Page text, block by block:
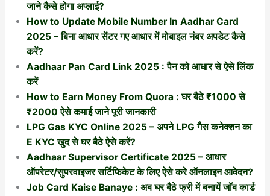
जाने कैसे होगा अप्लाई?
How to Update Mobile Number In Aadhar Card
2025 – बिना आधार सेंटर गए आधार में मोबाइल नंबर अपडेट कैसे
करें?
Aadhaar Pan Card Link 2025 : पैन को आधार से ऐसे लिंक
करें
How to Earn Money From Quora : घर बैठे ₹1000 से
₹2000 ऐसे कमाई जाने पूरी जानकारी
LPG Gas KYC Online 2025 – अपने LPG गैस कनेक्शन का
E KYC खुद से घर बैठे ऐसे करें?
Aadhaar Supervisor Certificate 2025 – आधार
ऑपरेटर/सुपरवाइजर सर्टिफिकेट के लिए ऐसे करे ऑनलाइन आवेदन?
Job Card Kaise Banaye : अब घर बैठे फ्री में बनायें जॉब कार्ड